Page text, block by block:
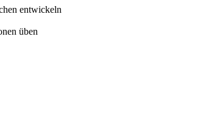
entwickeln
üben